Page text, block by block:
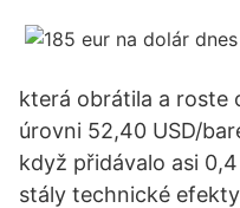
která obrátila a roste
úrovni 52,40 USD/
když přidávalo asi
stály technické